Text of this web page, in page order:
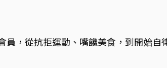
員，從抗拒運動、嘴饞美食，到開始